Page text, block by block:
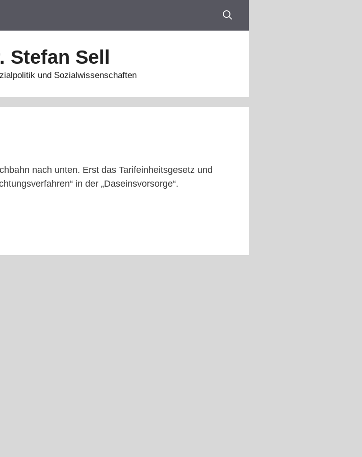
Stefan Sell
und Sozialwissenschaften
nach unten. Erst das Tarifeinheitsgesetz und
in der „Daseinsvorsorge“.